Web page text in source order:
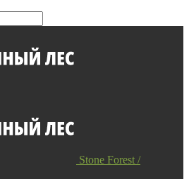
Stone Forest /